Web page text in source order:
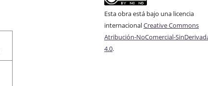
Esta obra está bajo una licencia
internacionalCreative Commons
Atribución-NoComercial-
4.0.